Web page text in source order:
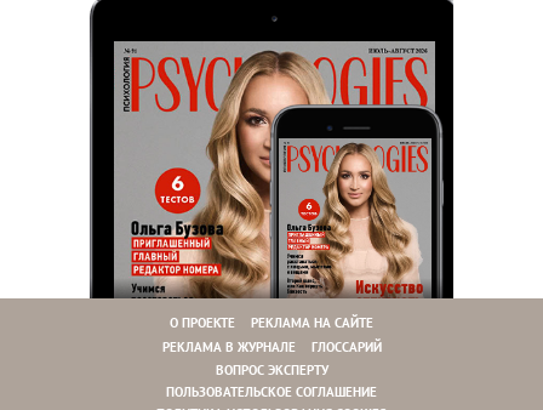
О ПРОЕКТЕ
РЕКЛАМА НА САЙТЕ
РЕКЛАМА В ЖУРНАЛЕ
ГЛОССАРИЙ
ВОПРОС ЭКСПЕРТУ
ПОЛЬЗОВАТЕЛЬСКОЕ СОГЛАШЕНИЕ